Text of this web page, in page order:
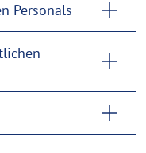
Personals